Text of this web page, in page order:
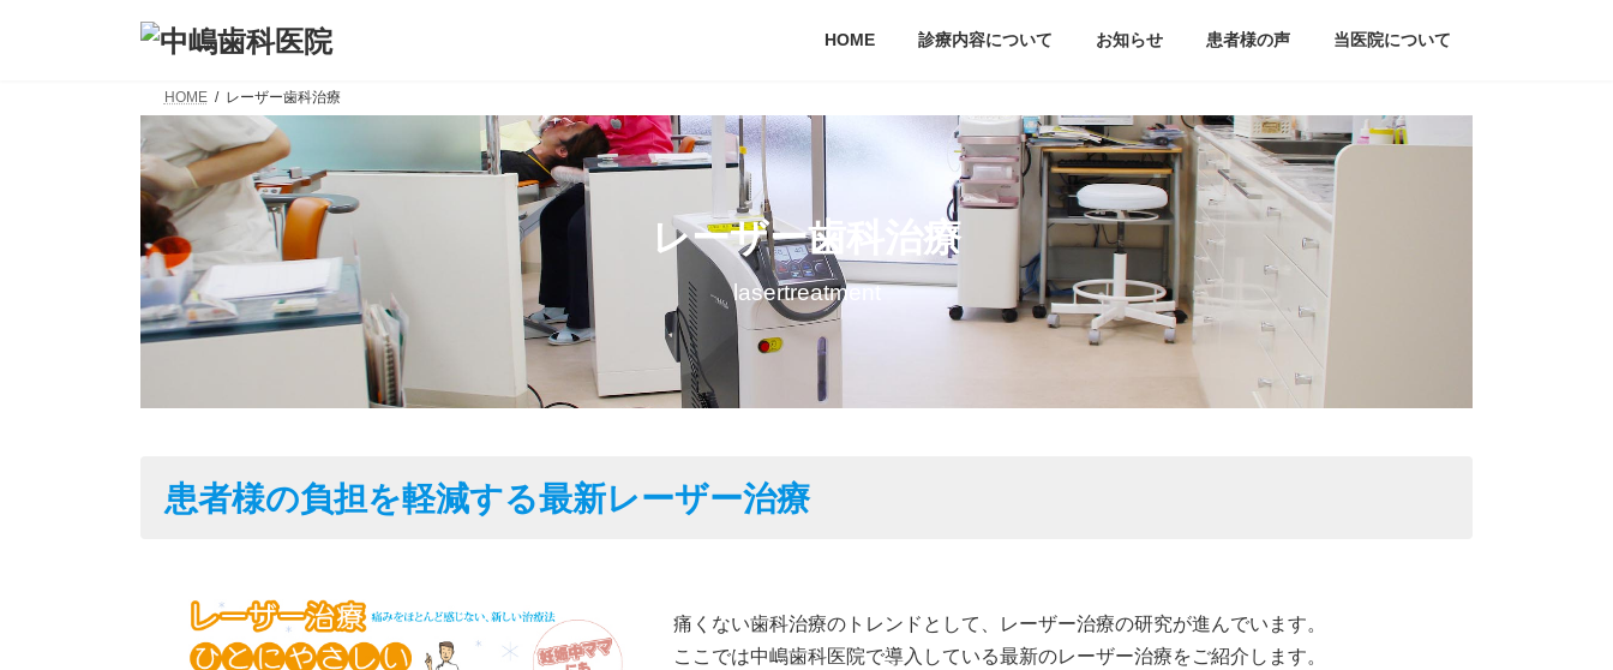
HOME 診療内容について お知らせ 患者様の声 当医院について
HOME レーザー歯科治療
レーザー歯科治療
lasertreatment
患者様の負担を軽減する最新レーザー治療
痛くない歯科治療のトレンドとして、レーザー治療の研究が進んでいます。
ここでは中嶋歯科医院で導入している最新のレーザー治療をご紹介します。